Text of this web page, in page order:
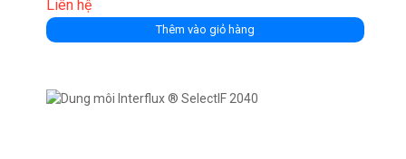
Liên hệ
Thêm vào giỏ hàng